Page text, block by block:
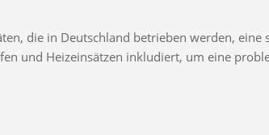
die in Deutschland betrieben werden, eine
und Heizeinsätzen inkludiert, um eine